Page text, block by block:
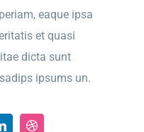
eaque ipsa
et quasi
dicta sunt
ipsums un.